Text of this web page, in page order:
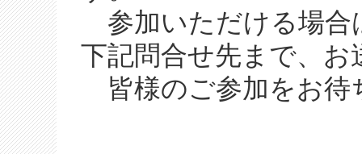
参加いただける場合
下記問合せ先まで、
皆様のご参加をお待